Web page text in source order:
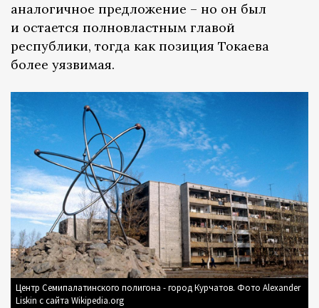
аналогичное предложение – но он был
и остается полновластным главой
республики, тогда как позиция Токаева
более уязвимая.
Центр Семипалатинского полигона - город Курчатов. Фото Alexander
Liskin с сайта Wikipedia.org